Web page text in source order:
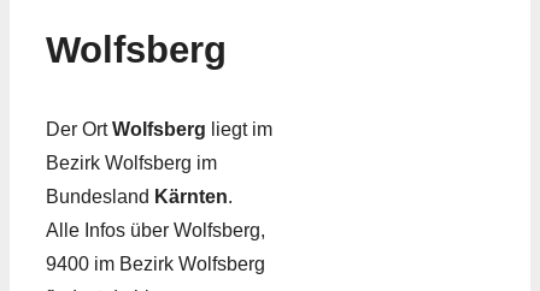
Wolfsberg
Der OrtWolfsberg liegt im
Bezirk Wolfsberg im
Bundesland Kärnten.
Alle Infos über Wolfsberg,
9400 im Bezirk Wolfsberg